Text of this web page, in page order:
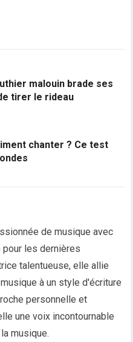
malouin brade ses
tirer le rideau
chanter ? Ce test
de musique avec
les dernières
talentueuse, elle allie
à un style d'écriture
personnelle et
une voix incontournable
musique.